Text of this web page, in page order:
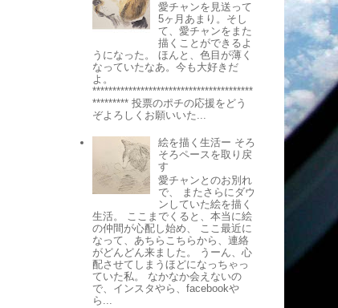
愛チャンを見送って
5ヶ月あまり。そし
て、愛チャンをまた
描くことができるよ
うになった。 ほんと、色目が薄く
なっていたなあ。今も大好きだ
よ。
****************************************
********* 投票のポチの応援をどう
ぞよろしくお願いいた...
絵を描く生活ー そろ
そろペースを取り戻
す
愛チャンとのお別れ
で、 またさらにダウ
ンしていた絵を描く
生活。 ここまでくると、本当に絵
の仲間が心配し始め、 ここ最近に
なって、あちらこちらから、連絡
がどんどん来ました。 うーん、心
配させてしまうほどになっちゃっ
ていた私。 なかなか会えないの
で、インスタやら、facebookや
ら...